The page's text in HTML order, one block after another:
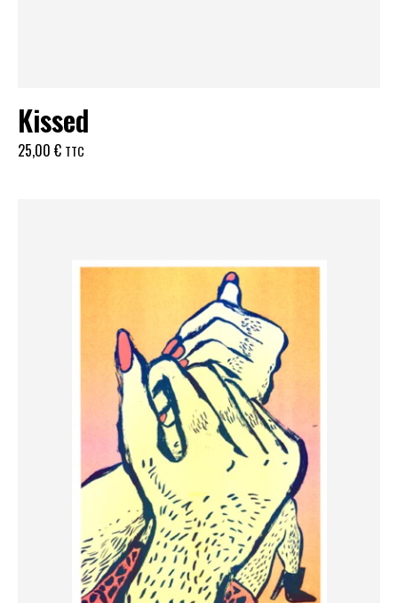
Kissed
25,00 € TTC